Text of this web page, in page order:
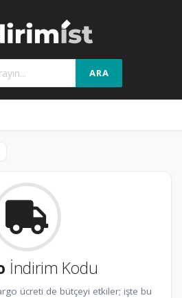
ARA
İndirim Kodu
ücreti de bütçeyi etkiler; işte bu